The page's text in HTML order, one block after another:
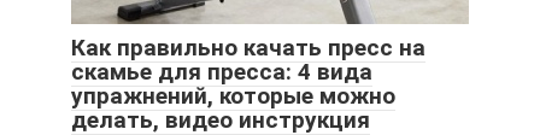
Как правильно качать пресс на
скамье для пресса: 4 вида
упражнений, которые можно
делать, видео инструкция